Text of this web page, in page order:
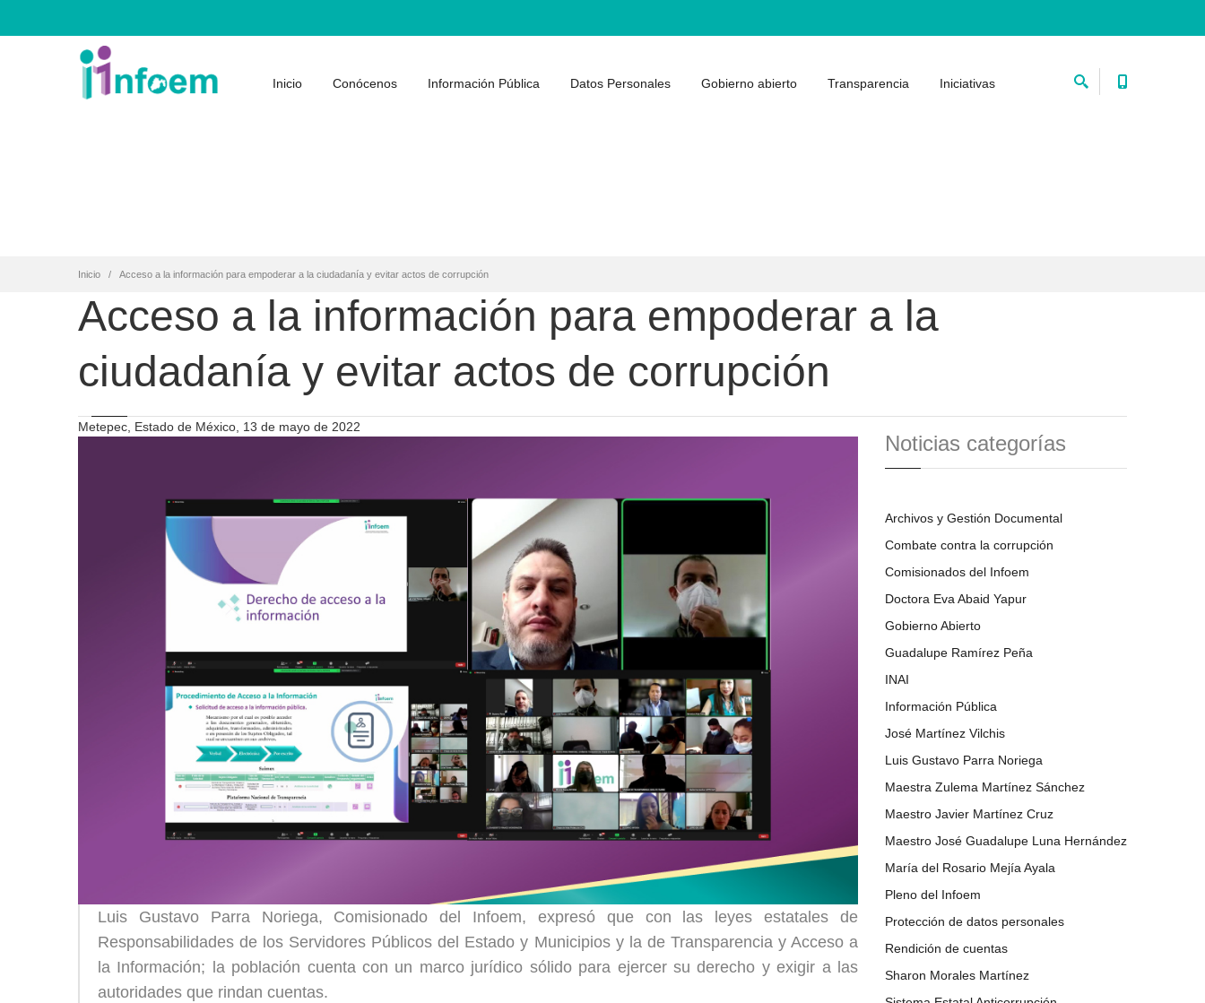
Inicio Conócenos Información Pública Datos Personales Gobierno abierto Transparencia Iniciativas
Inicio Acceso a la información para empoderar a la ciudadanía y evitar actos de corrupción
Acceso a la información para empoderar a la
ciudadanía y evitar actos de corrupción
Metepec, Estado de México, 13 de mayo de 2022
Luis Gustavo Parra Noriega, Comisionado del Infoem, expresó que con las leyes estatales de
Responsabilidades de los Servidores Públicos del Estado y Municipios y la de Transparencia y Acceso a
la Información; la población cuenta con un marco jurídico sólido para ejercer su derecho y exigir a las
autoridades que rindan cuentas.
Noticias categorías
Archivos y Gestión Documental
Combate contra la corrupción
Comisionados del Infoem
Doctora Eva Abaid Yapur
Gobierno Abierto
Guadalupe Ramírez Peña
INAI
Información Pública
José Martínez Vilchis
Luis Gustavo Parra Noriega
Maestra Zulema Martínez Sánchez
Maestro Javier Martínez Cruz
Maestro José Guadalupe Luna Hernández
María del Rosario Mejía Ayala
Pleno del Infoem
Protección de datos personales
Rendición de cuentas
Sharon Morales Martínez